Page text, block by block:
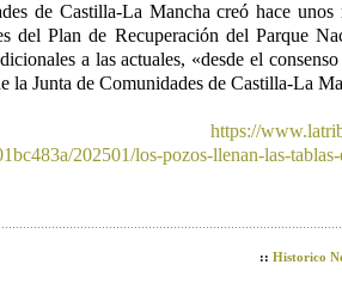
de Castilla-La Mancha creó hace
del Plan de Recuperación del Parque
a las actuales, «desde el
la Junta de Comunidades de Castilla-La
https://
202501/los-pozos-llenan-las-
:: Historico